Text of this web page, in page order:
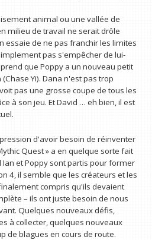
animal ou une vallée de
milieu de travail ne serait drôle
essaie de ne pas franchir les limites
pas s'empêcher de lui-
que Poppy a un nouveau petit
Yi). Dana n'est pas trop
pas une grosse coupe de tous les
à son jeu. Et David … eh bien, il est
d'avoir besoin de réinventer
Quest » a en quelque sorte fait
Ian et Poppy sont partis pour former
4, il semble que les créateurs et les
compris qu'ils devaient
– ils ont juste besoin de nous
Quelques nouveaux défis,
à collecter, quelques nouveaux
de blagues en cours de route.